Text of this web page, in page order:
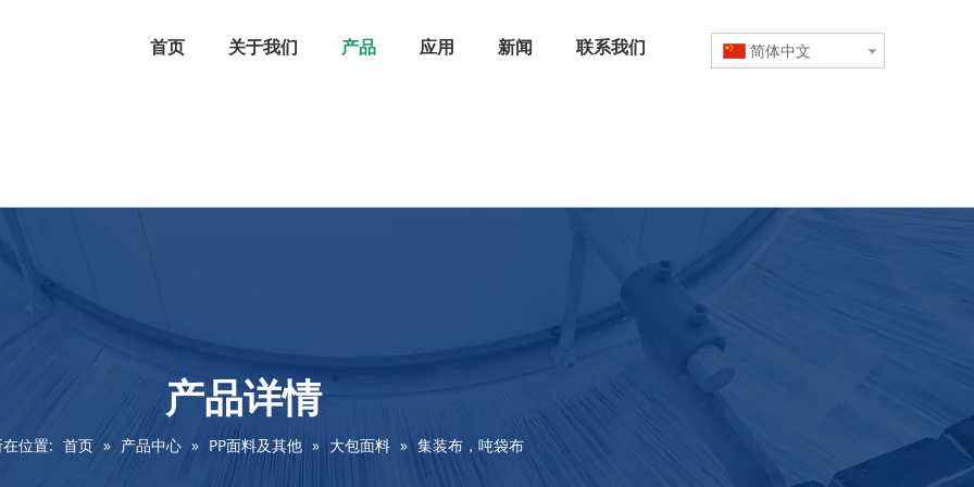
首页 关于我们 产品 应用 新闻 联系我们 简体中文
产品详情
位置: 首页 » 产品中心 » PP面料及其他 » 大包面料 » 集装布，吨袋布